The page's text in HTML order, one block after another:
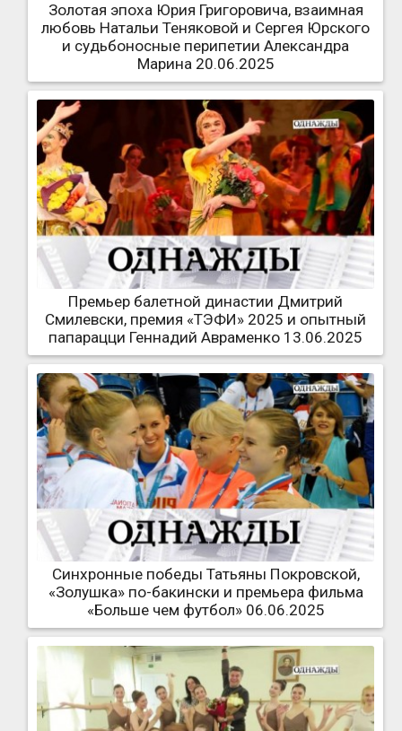
Золотая эпоха Юрия Григоровича, взаимная
любовь Натальи Теняковой и Сергея Юрского
и судьбоносные перипетии Александра
Марина 20.06.2025
Премьер балетной династии Дмитрий
Смилевски, премия «ТЭФИ» 2025 и опытный
папарацци Геннадий Авраменко 13.06.2025
Синхронные победы Татьяны Покровской,
«Золушка» по-бакински и премьера фильма
«Больше чем футбол» 06.06.2025